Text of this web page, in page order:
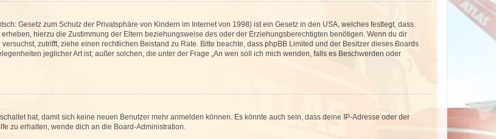
Gesetz zum Schutz der Privatsphäre von Kindern im Internet von 1998) ist ein Gesetz in den USA, welches festlegt, dass
hierzu die Zustimmung der Eltern beziehungsweise des oder der Erziehungsberechtigten benötigen. Wenn du dir
zutrifft, ziehe einen rechtlichen Beistand zu Rate. Bitte beachte, dass phpBB Limited und der Besitzer dieses Boards
jeglicher Art ist; außer solchen, die unter der Frage „An wen soll ich mich wenden, falls es Beschwerden oder
hat, damit sich keine neuen Benutzer mehr anmelden können. Es könnte auch sein, dass deine IP-Adresse oder der
zu erhalten, wende dich an die Board-Administration.